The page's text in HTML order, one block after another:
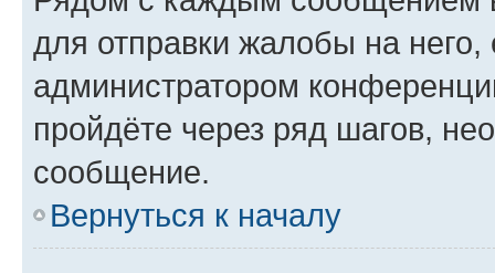
для отправки жалобы на
администратором
пройдёте через ряд шагов,
сообщение.
Вернуться к началу